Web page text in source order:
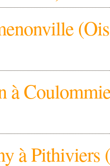
à
à Pithiviers